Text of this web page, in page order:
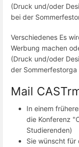
(Druck und/oder
bei der
Verschiedenes Es
Werbung machen
(Druck und/oder
der
Mail
In einem
die Konferenz
Studierenden)
Sie wünscht für